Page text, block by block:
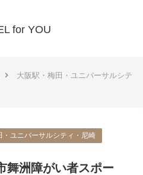
for YOU
大阪駅・梅田・ユニバーサルシテ
・ユニバーサルシティ・尼崎
舞洲障がい者スポー